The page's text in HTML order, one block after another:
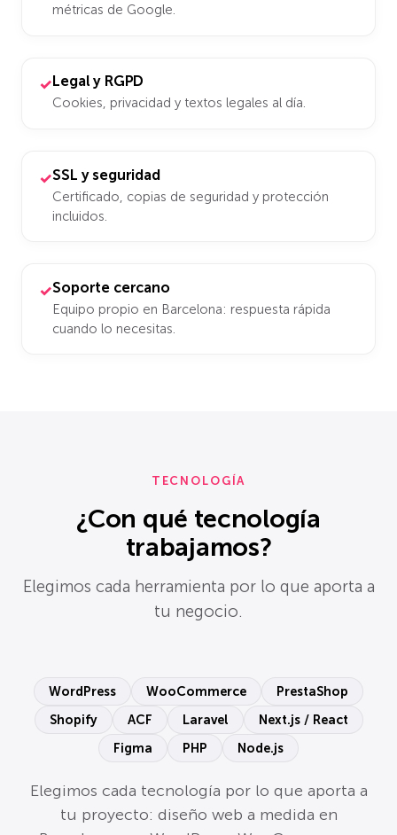
métricas de Google.
✓ Legal y RGPD
Cookies, privacidad y textos legales al día.
✓SSL y seguridad
Certificado, copias de seguridad y protección
incluidos.
✓Soporte cercano
Equipo propio en Barcelona: respuesta rápida
cuando lo necesitas.
TECNOLOGÍA
¿Con qué tecnología
trabajamos?
Elegimos cada herramienta por lo que aporta a
tu negocio.
WordPress WooCommerce
PrestaShop
Shopify
ACF Laravel
Next.js / React
Figma
PHP Node.js
Elegimos cada tecnología por lo que aporta a
tu proyecto: diseño web a medida en